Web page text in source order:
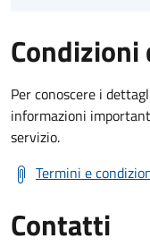
Per conoscere i
informazioni
servizio.
Termini e
Contatti